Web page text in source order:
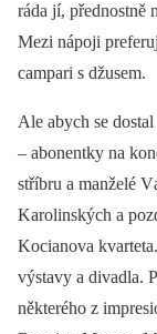
ráda jí, přednostně
Mezi nápoji
campari s džusem.
Ale abych se
–⁠ abonentky na
stříbru a manželé
Karolinských a
Kocianova
výstavy a divadla.
některého z